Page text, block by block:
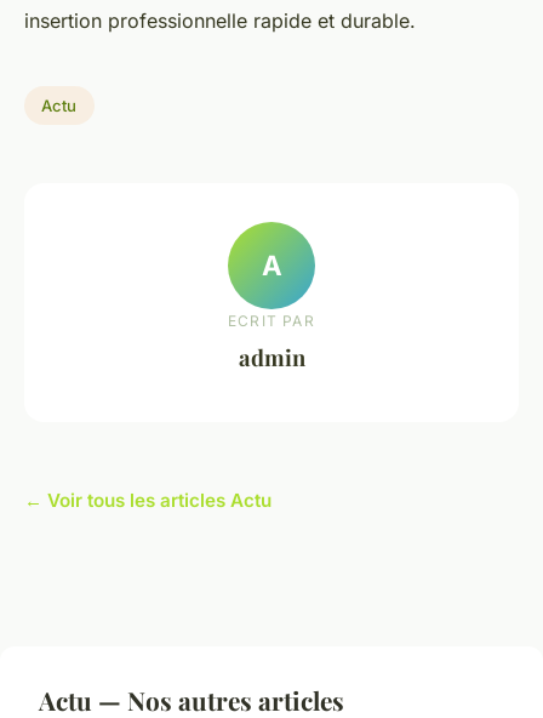
insertion professionnelle rapide et durable.
Actu
A
ECRIT PAR
admin
← Voir tous les articles Actu
Actu — Nos autres articles